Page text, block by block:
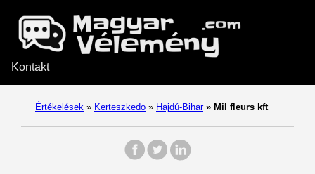
Kontakt
Értékelések » Kerteszkedo » Hajdú-Bihar » Mil fleurs kft